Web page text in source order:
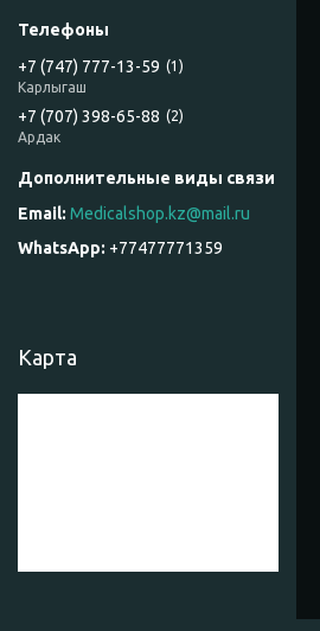
+7 (747) 777-13-59
1
Карлыгаш
+7 (707) 398-65-88
2
Ардак
Medicalshop.kz@mail.ru
+77477771359
Карта